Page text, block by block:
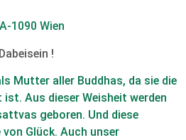
1090 Wien
!
Mutter aller Buddhas, da sie die
Aus dieser Weisheit werden
geboren. Und diese
Glück. Auch unser